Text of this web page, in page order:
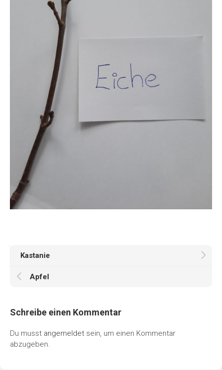
Kastanie
Apfel
Schreibe einen Kommentar
Du musst angemeldet sein, um einen Kommentar
abzugeben.